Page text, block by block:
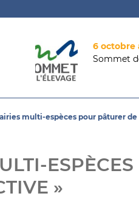
6 octobre
Sommet
multi-espèces pour pâturer
»